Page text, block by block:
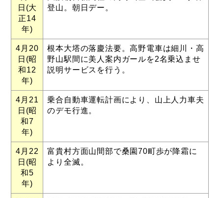
日(大
正14
年)
登山。朝日デー。
4月20
日(昭
和12
年)
根本大塔の落慶法要。高野電車は細川・高
野山駅間に美人案内ガールを2名乗込ませ
説明サービスを行う。
4月21
日(昭
和7
年)
乗合自動車運転計画により、山上人力車夫
のデモ行進。
4月22
日(昭
和5
年)
富貴村方面山間部で桑園70町歩が降霜に
より全滅。